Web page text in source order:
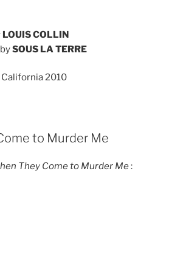
LOUIS COLLIN
SOUS LA TERRE
2010
to Murder Me
They Come to Murder Me: